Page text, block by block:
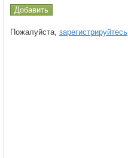
Пожалуйста, зарегистрируйтесь